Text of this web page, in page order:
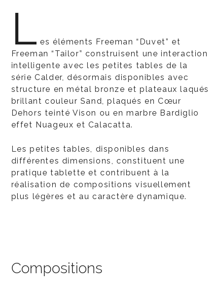
L es éléments Freeman “Duvet” et
Freeman “Tailor” construisent une interaction
intelligente avec les petites tables de la
série Calder, désormais disponibles avec
structure en métal bronze et plateaux laqués
brillant couleur Sand, plaqués en Cœur
Dehors teinté Vison ou en marbre Bardiglio
effet Nuageux et Calacatta.
Les petites tables, disponibles dans
différentes dimensions, constituent une
pratique tablette et contribuent à la
réalisation de compositions visuellement
plus légères et au caractère dynamique.
Compositions